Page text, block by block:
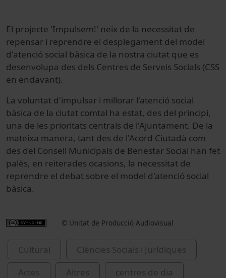
El projecte 'Impulsem!' neix de la necessitat de
repensar i reprendre el desplegament del model
d'atenció social bàsica de la nostra ciutat que es
desenvolupa des dels Centres de Serveis Socials (CSS
en endavant).
La voluntat d'impulsar i millorar l'atenció social
bàsica de la ciutat comtal ha estat, des del principi,
una de les prioritats centrals de l'Ajuntament. De la
mateixa manera, tant des de l'Acord Ciutadà com
des del Consell Municipals de Benestar Social han fet
palès, en reiterades ocasions, la necessitat de
reprendre el debat sobre el model d'atenció social
bàsica.
© Unitat de Producció Audiovisual
Cultural
Ciències Socials i Jurídiques
Actes
Altres
centres de dia